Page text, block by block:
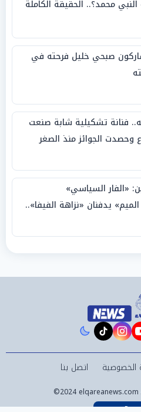
محمد؟.. الحقيقة الكاملة
صبحي خليل فرحته في
فنانة تشكيلية شابة صنعت
وحصدت الجوائز منذ الصغر
«الفار السياسي»
يدفنان «نزاهة الفيفا»..
instagram
tiktok
اتصل بنا
©2024 elqareanews.com